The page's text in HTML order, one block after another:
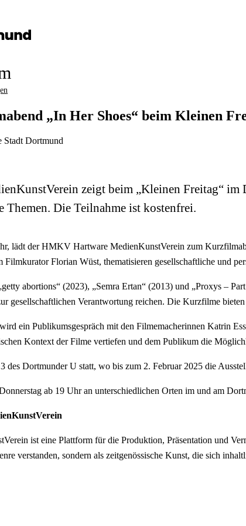
„In Her Shoes“ beim Kleinen
Stadt Dortmund
zeigt beim „Kleinen Freitag“
Die Teilnahme ist kostenfrei.
lädt der HMKV Hartware MedienKunstVerein zum
Florian Wüst, thematisieren gesellschaftliche und
abortions“ (2023), „Semra Ertan“ (2013) und „Proxys –
gesellschaftlichen Verantwortung reichen. Die Kurzfilme
ein Publikumsgespräch mit den Filmemacherinnen Katrin
Kontext der Filme vertiefen und dem Publikum die
des Dortmunder U statt, wo bis zum 2. Februar 2025 die
ab 19 Uhr an unterschiedlichen Orten im und am
ist eine Plattform für die Produktion, Präsentation und
verstanden, sondern als zeitgenössische Kunst, die sich